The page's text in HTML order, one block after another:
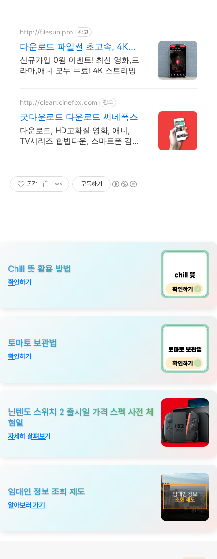
http://filesun.pro 광고
다운로드 파일썬 초고속, 4K
실시간 보기!
신규가입 0원 이벤트! 최신 영화,드
라마,애니 모두 무료! 4K 스트리밍
http://clean.cinefox.com 광고
굿다운로드 다운로드 씨네폭스
다운로드, HD고화질 영화, 애니,
TV시리즈 합법다운, 스마트폰 감
공감 구독하기
Chill 뜻 활용 방법
확인하기
토마토 보관법
확인하기
닌텐도 스위치 2 출시일 가격 스펙 사전 체
험일
자세히 살펴보기
임대인 정보 조회 제도
알아보러 가기